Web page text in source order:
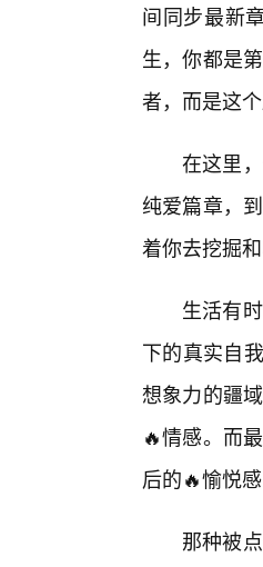
间同步最新
生，你都是
者，而是这
在这里
纯爱篇章，
着你去挖掘和
生活有
下的真实自
想象力的疆
🔥情感。而
后的🔥愉悦
那种被